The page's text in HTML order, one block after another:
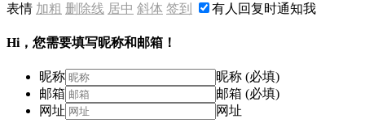
表情 加粗 删除线 居中 斜体 签到 有人回复时通知我
Hi，您需要填写昵称和邮箱！
昵称
昵称 (必填)
邮箱
邮箱 (必填)
网址
网址